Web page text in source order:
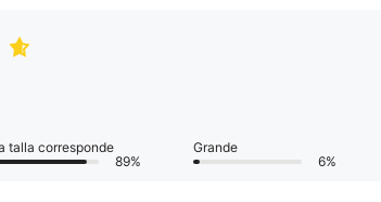
talla corresponde
89%
Grande
6%